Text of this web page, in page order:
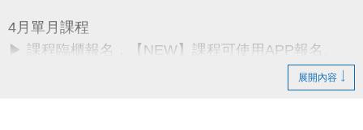
4月單月課程
▶ 課程臨櫃報名，【NEW】課程可使用APP報名。
展開內容